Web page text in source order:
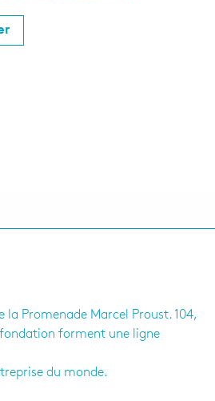
la Promenade Marcel Proust. 104,
fondation forment une ligne
du monde.